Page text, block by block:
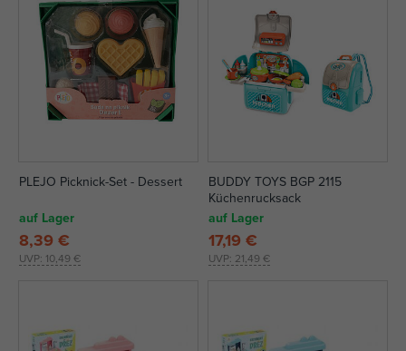
PLEJO Picknick-Set - Dessert
auf Lager
UVP: 10,49 €
8,39 €
BUDDY TOYS BGP 2115
Küchenrucksack
auf Lager
UVP: 21,49 €
17,19 €